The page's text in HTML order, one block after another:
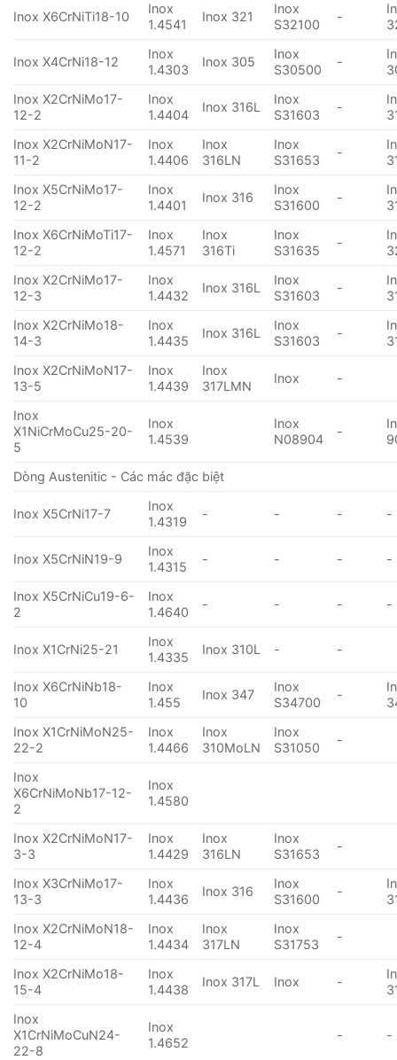
Inox X6CrNiTi18-10
Inox
1.4541
Inox 321
Inox
S32100
-
Inox X4CrNi18-12
Inox
1.4303
Inox 305
Inox
S30500
-
Inox X2CrNiMo17-
12-2
Inox
1.4404
Inox 316L
Inox
S31603
-
Inox X2CrNiMoN17-
11-2
Inox
1.4406
Inox
316LN
Inox
S31653
-
Inox X5CrNiMo17-
12-2
Inox
1.4401
Inox 316
Inox
S31600
-
Inox X6CrNiMoTi17-
12-2
Inox
1.4571
Inox
316Ti
Inox
S31635
-
Inox X2CrNiMo17-
12-3
Inox
1.4432
Inox 316L
Inox
S31603
-
Inox X2CrNiMo18-
14-3
Inox
1.4435
Inox 316L
Inox
S31603
-
Inox X2CrNiMoN17-
13-5
Inox
1.4439
Inox
317LMN
Inox -
Inox
X1NiCrMoCu25-20-
5
Inox
1.4539
Inox
N08904
-
Dòng Austenitic - Các mác đặc biệt
Inox X5CrNi17-7
Inox
1.4319
- - - -
Inox X5CrNiN19-9
Inox
1.4315
- - - -
Inox X5CrNiCu19-6-
2
Inox
1.4640
- - - -
Inox X1CrNi25-21
Inox
1.4335
Inox 310L - -
Inox X6CrNiNb18-
10
Inox
1.455
Inox 347
Inox
S34700
-
Inox X1CrNiMoN25-
22-2
Inox
1.4466
Inox
310MoLN
Inox
S31050
-
Inox
X6CrNiMoNb17-12-
2
Inox
1.4580
Inox X2CrNiMoN17-
3-3
Inox
1.4429
Inox
316LN
Inox
S31653
-
Inox X3CrNiMo17-
13-3
Inox
1.4436
Inox 316
Inox
S31600
-
Inox X2CrNiMoN18-
12-4
Inox
1.4434
Inox
317LN
Inox
S31753
-
Inox X2CrNiMo18-
15-4
Inox
1.4438
Inox 317L Inox -
Inox
X1CrNiMoCuN24-
22-8
Inox
1.4652
- -